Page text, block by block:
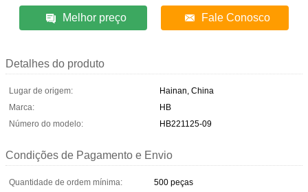
Melhor preço Fale Conosco
Detalhes do produto
Lugar de origem:
Hainan, China
Marca:
HB
Número do modelo:
HB221125-09
Condições de Pagamento e Envio
Quantidade de ordem mínima:
500 peças